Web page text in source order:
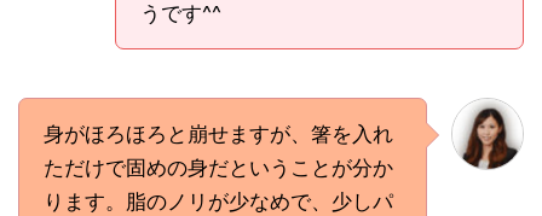
うです^^
身がほろほろと崩せますが、箸を入れ
ただけで固めの身だということが分か
ります。脂のノリが少なめで、少しパ